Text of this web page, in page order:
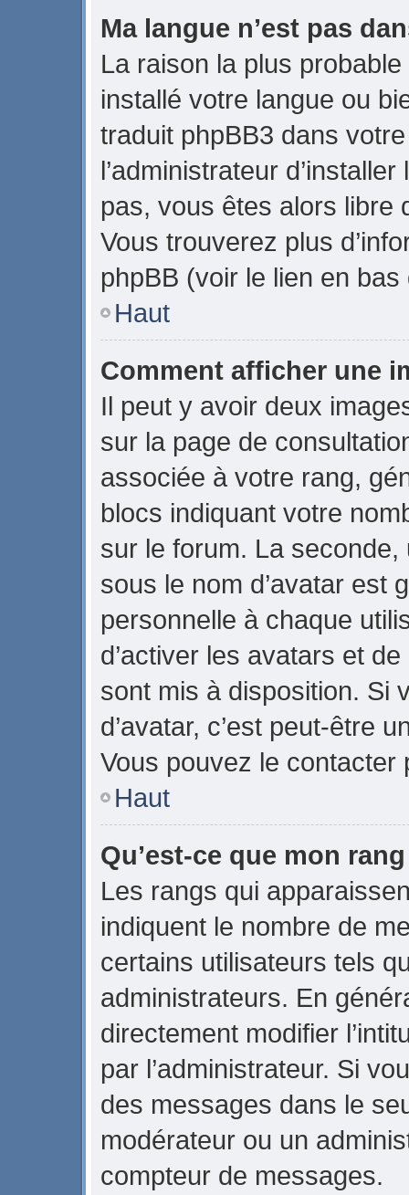
Ma langue n’est pas
La raison la plus probable
installé votre langue ou
traduit phpBB3 dans
l’administrateur
pas, vous êtes alors libre
Vous trouverez plus
phpBB (voir le lien en bas
Haut
Comment afficher une
Il peut y avoir deux
sur la page de
associée à votre rang,
blocs indiquant votre
sur le forum. La
sous le nom d’avatar est
personnelle à chaque
d’activer les avatars et
sont mis à disposition. Si
d’avatar, c’est peut-être
Vous pouvez le
Haut
Qu’est-ce que mon
Les rangs qui
indiquent le nombre de
certains utilisateurs tels
administrateurs. En
directement modifier
par l’administrateur. Si
des messages dans le
modérateur ou un
compteur de messages.